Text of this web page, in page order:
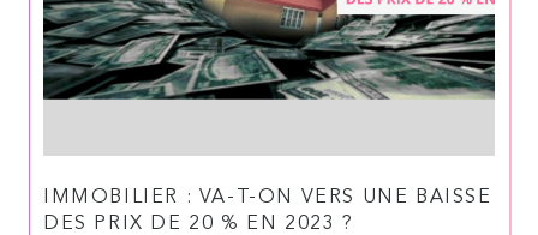
IMMOBILIER : VA-T-ON VERS UNE BAISSE
DES PRIX DE 20 % EN 2023 ?